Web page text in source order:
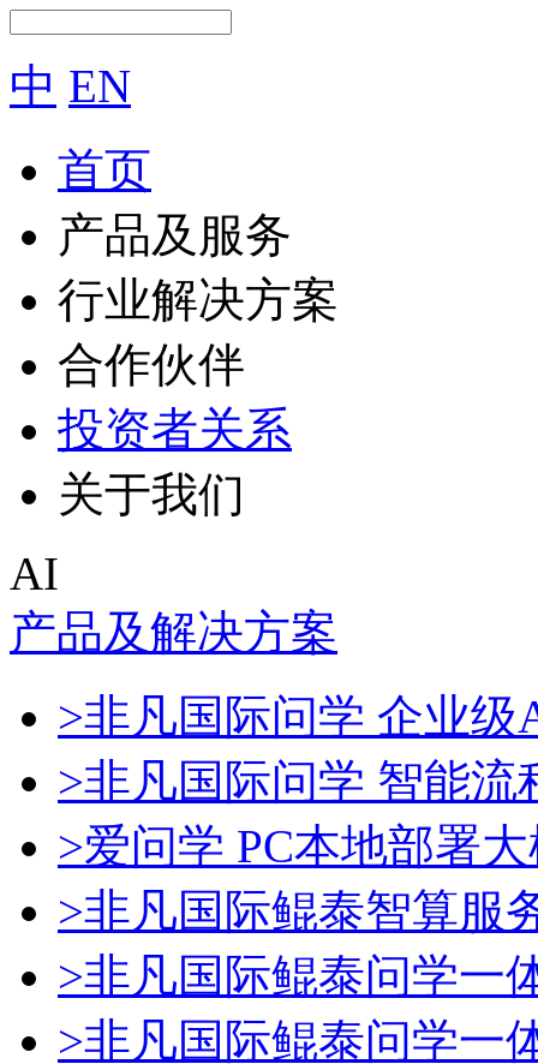
中 EN
首页
产品及服务
行业解决方案
合作伙伴
投资者关系
关于我们
AI
产品及解决方案
>非凡国际问学 企业级
>非凡国际问学 智能流
>爱问学 PC本地部署
>非凡国际鲲泰智算服
>非凡国际鲲泰问学一
>非凡国际鲲泰问学一